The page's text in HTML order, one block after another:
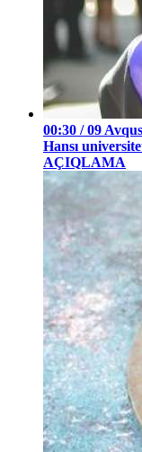
00:30 / 09
Hansı
AÇIQLAMA